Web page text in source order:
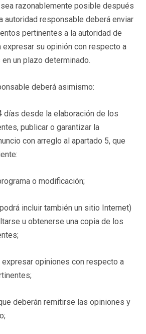
razonablemente posible después
autoridad responsable deberá enviar
pertinentes a la autoridad de
expresar su opinión con respecto a
un plazo determinado.
deberá asimismo:
días desde la elaboración de los
publicar o garantizar la
con arreglo al apartado 5, que
o modificación;
incluir también un sitio Internet)
u obtenerse una copia de los
opiniones con respecto a
deberán remitirse las opiniones y